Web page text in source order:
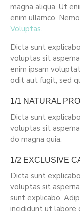
magna aliqua. Ut
enim ullamco.
Voluptas.
Dicta sunt
voluptas sit
enim ipsam
odit aut fugit, sed
1/1 NATURAL
Dicta sunt
voluptas sit
do magna quia.
1/2 EXCLUSIVE
Dicta sunt
voluptas sit
sunt explicabo.
incididunt ut labore